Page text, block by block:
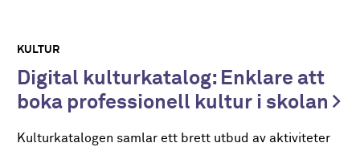
KULTUR
Digital kulturkatalog: Enklare att
boka professionell kultur i skolan
Kulturkatalogen samlar ett brett utbud av aktiviteter